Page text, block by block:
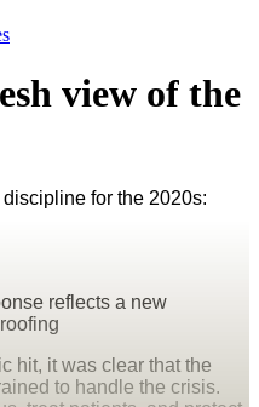
view of the
for the 2020s:
reflects a new
hit, it was clear that the
to handle the crisis.